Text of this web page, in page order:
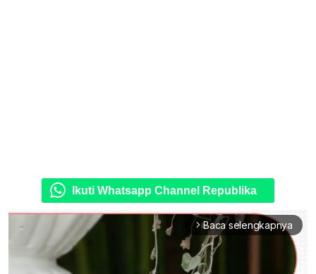
Ikuti Whatsapp Channel Republika
arrow_forward_ios Baca selengkapnya